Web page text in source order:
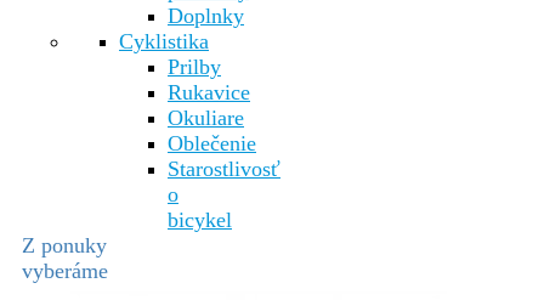
Doplnky
Cyklistika
Prilby
Rukavice
Okuliare
Oblečenie
Starostlivosť
o
bicykel
Z ponuky
vyberáme